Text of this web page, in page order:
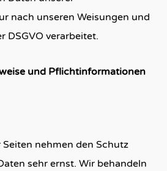
nach unseren Weisungen und
DSGVO verarbeitet.
und Pflichtinformationen
Seiten nehmen den Schutz
sehr ernst. Wir behandeln